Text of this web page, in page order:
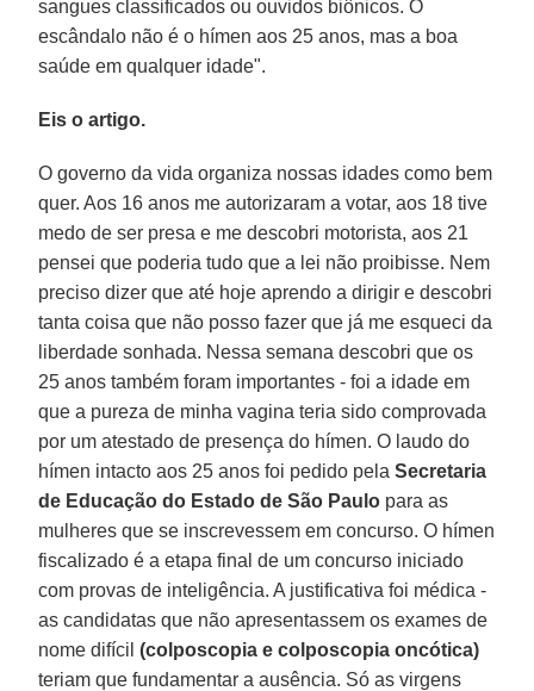
sangues classificados ou ouvidos biônicos. O
escândalo não é o hímen aos 25 anos, mas a boa
saúde em qualquer idade".
Eis o artigo.
O governo da vida organiza nossas idades como bem
quer. Aos 16 anos me autorizaram a votar, aos 18 tive
medo de ser presa e me descobri motorista, aos 21
pensei que poderia tudo que a lei não proibisse. Nem
preciso dizer que até hoje aprendo a dirigir e descobri
tanta coisa que não posso fazer que já me esqueci da
liberdade sonhada. Nessa semana descobri que os
25 anos também foram importantes - foi a idade em
que a pureza de minha vagina teria sido comprovada
por um atestado de presença do hímen. O laudo do
hímen intacto aos 25 anos foi pedido pelaSecretaria
de Educação do Estado de São Paulo para as
mulheres que se inscrevessem em concurso. O hímen
fiscalizado é a etapa final de um concurso iniciado
com provas de inteligência. A justificativa foi médica -
as candidatas que não apresentassem os exames de
nome difícil(colposcopia e colposcopia oncótica)
teriam que fundamentar a ausência. Só as virgens